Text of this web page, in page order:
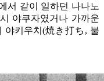
서 같이 일하던 나나노
야쿠자였거나 가까운
야키우치(焼き打ち, 불